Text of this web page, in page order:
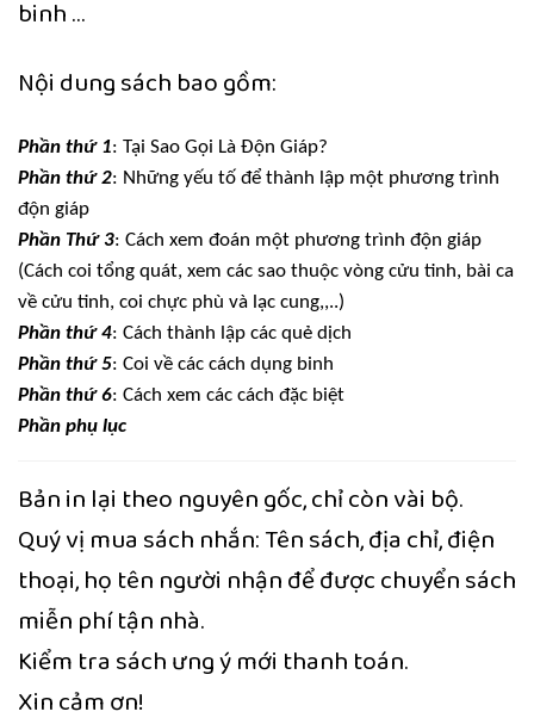
binh …
Nội dung sách bao gồm:
Phần thứ 1: Tại Sao Gọi Là Độn Giáp?
Phần thứ 2: Những yếu tố để thành lập một phương trình
độn giáp
Phần Thứ 3: Cách xem đoán một phương trình độn giáp
(Cách coi tổng quát, xem các sao thuộc vòng cửu tinh, bài ca
về cửu tinh, coi chực phù và lạc cung,,..)
Phần thứ 4: Cách thành lập các quẻ dịch
Phần thứ 5: Coi về các cách dụng binh
Phần thứ 6: Cách xem các cách đặc biệt
Phần phụ lục
Bản in lại theo nguyên gốc, chỉ còn vài bộ.
Quý vị mua sách nhắn: Tên sách, địa chỉ, điện
thoại, họ tên người nhận để được chuyển sách
miễn phí tận nhà.
Kiểm tra sách ưng ý mới thanh toán.
Xin cảm ơn!